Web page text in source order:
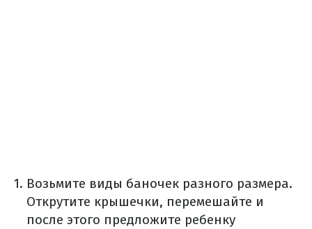
Возьмите виды баночек разного размера.
Открутите крышечки, перемешайте и
после этого предложите ребенку